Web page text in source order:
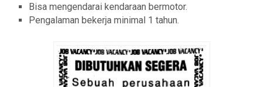
Bisa mengendarai kendaraan bermotor.
Pengalaman bekerja minimal 1 tahun.